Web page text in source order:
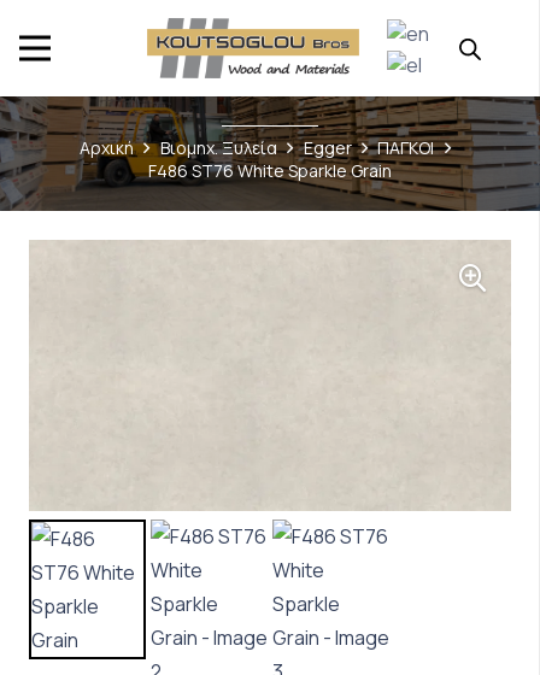
Αρχική Βιομηχ. Ξυλεία Egger
ΠΑΓΚΟΙ
F486 ST76 White Sparkle Grain